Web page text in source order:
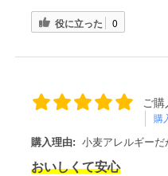
役に立った 0
ご購
購
購入理由: 小麦アレルギーだ
おいしくて安心